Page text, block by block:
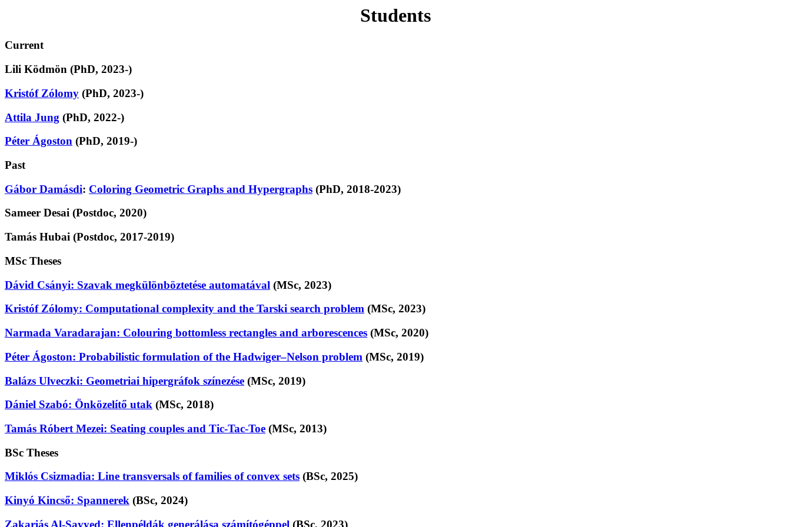
Students
Current
Lili Ködmön (PhD, 2023-)
Kristóf Zólomy (PhD, 2023-)
Attila Jung (PhD, 2022-)
Péter Ágoston (PhD, 2019-)
Past
Gábor Damásdi: Coloring Geometric Graphs and Hypergraphs (PhD, 2018-2023)
Sameer Desai (Postdoc, 2020)
Tamás Hubai (Postdoc, 2017-2019)
MSc Theses
Dávid Csányi: Szavak megkülönböztetése automatával (MSc, 2023)
Kristóf Zólomy: Computational complexity and the Tarski search problem (MSc, 2023)
Narmada Varadarajan: Colouring bottomless rectangles and arborescences (MSc, 2020)
Péter Ágoston: Probabilistic formulation of the Hadwiger–Nelson problem (MSc, 2019)
Balázs Ulveczki: Geometriai hipergráfok színezése (MSc, 2019)
Dániel Szabó: Önközelítő utak (MSc, 2018)
Tamás Róbert Mezei: Seating couples and Tic-Tac-Toe (MSc, 2013)
BSc Theses
Miklós Csizmadia: Line transversals of families of convex sets (BSc, 2025)
Kinyó Kincső: Spannerek (BSc, 2024)
Zakariás Al-Sayyed: Ellenpéldák generálása számítógéppel (BSc, 2023)